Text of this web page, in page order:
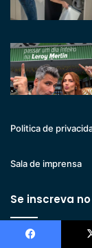
Politica de
Sala de imprensa
Se inscreva